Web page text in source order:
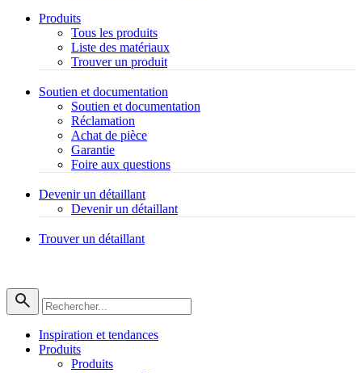
Produits
Tous les produits
Liste des matériaux
Trouver un produit
Soutien et documentation
Soutien et documentation
Réclamation
Achat de pièce
Garantie
Foire aux questions
Devenir un détaillant
Devenir un détaillant
Trouver un détaillant
Inspiration et tendances
Produits
Produits